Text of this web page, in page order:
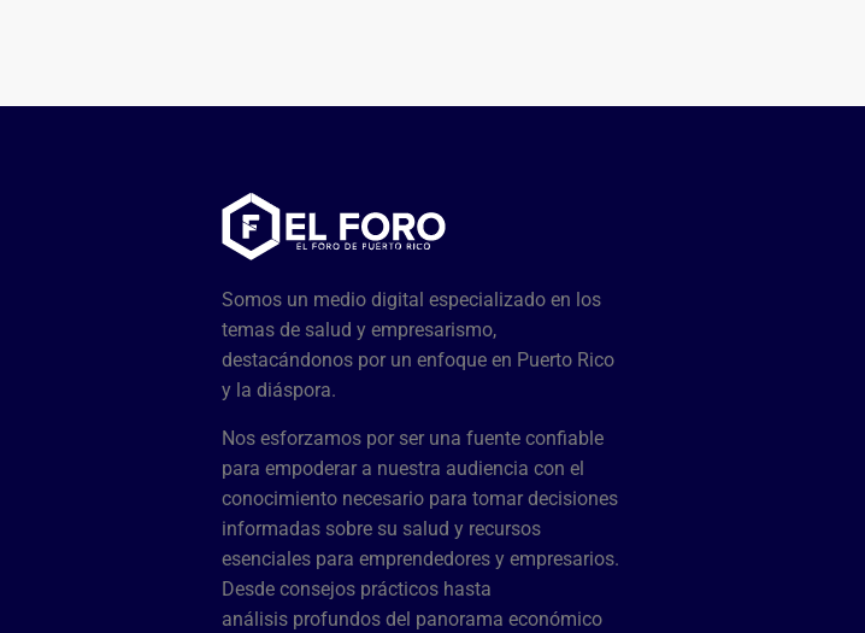
Somos un medio digital especializado en los
temas de salud y empresarismo,
destacándonos por un enfoque en Puerto Rico
y la diáspora.
Nos esforzamos por ser una fuente confiable
para empoderar a nuestra audiencia con el
conocimiento necesario para tomar decisiones
informadas sobre su salud y recursos
esenciales para emprendedores y empresarios.
Desde consejos prácticos hasta
análisis profundos del panorama económico